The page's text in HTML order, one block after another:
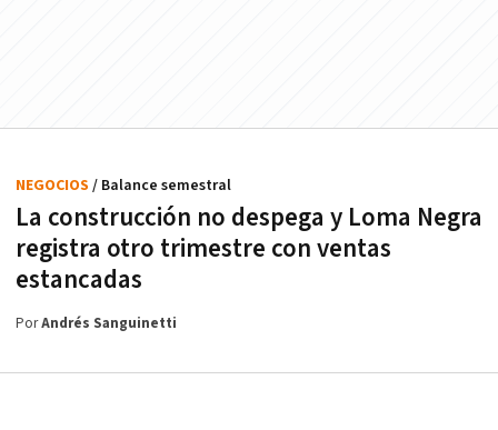
La construcción no despega y Loma Negra
registra otro trimestre con ventas
estancadas
NEGOCIOS / Balance semestral
PorAndrés Sanguinetti